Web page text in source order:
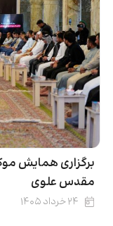
برگزاری همایش
مقدس علوی
۲۴ خرداد ۱۴۰۵